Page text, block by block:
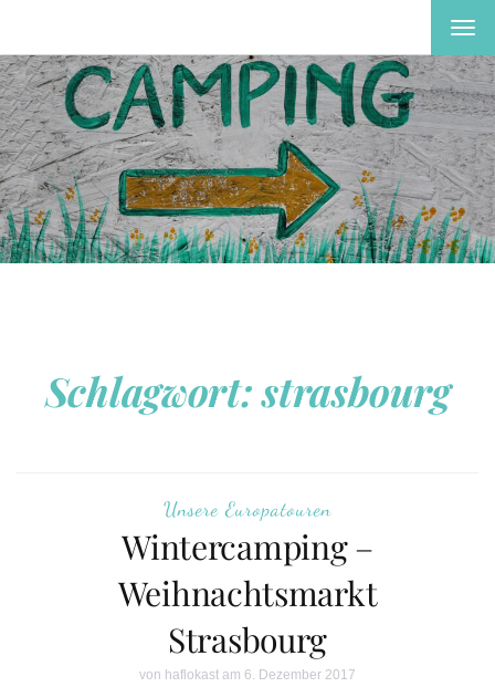
Schlagwort:strasbourg
Unsere Europatouren
Wintercamping –
Weihnachtsmarkt
Strasbourg
von haflokast am 6. Dezember 2017